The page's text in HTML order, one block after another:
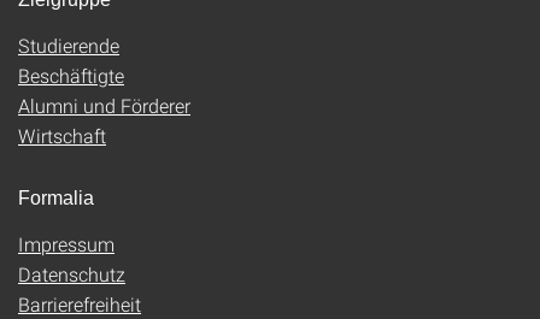
Studierende
Beschäftigte
Alumni und Förderer
Wirtschaft
Formalia
Impressum
Datenschutz
Barrierefreiheit